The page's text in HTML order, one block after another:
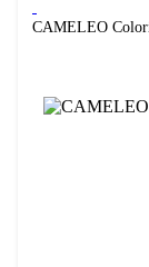
CAMELEO